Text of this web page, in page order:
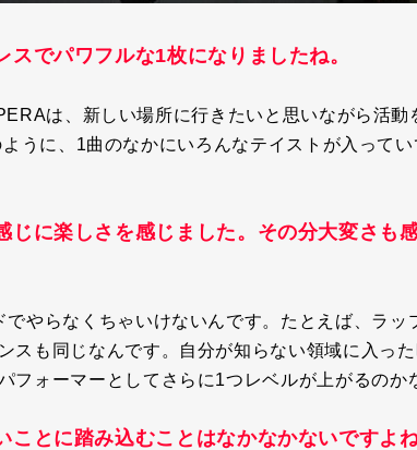
でパワフルな1枚になりましたね。
は、新しい場所に行きたいと思いながら活動
うに、 1曲のなかにいろんなテイストが入って
じに楽しさを感じました。その分大変さも
でやらなくちゃいけないんです。たとえば、ラッ
スも同じなんです。自分が知らない領域に入っ
フォーマーとしてさらに1つレベルが上がるのか
とに踏み込むことはなかなかないですよね